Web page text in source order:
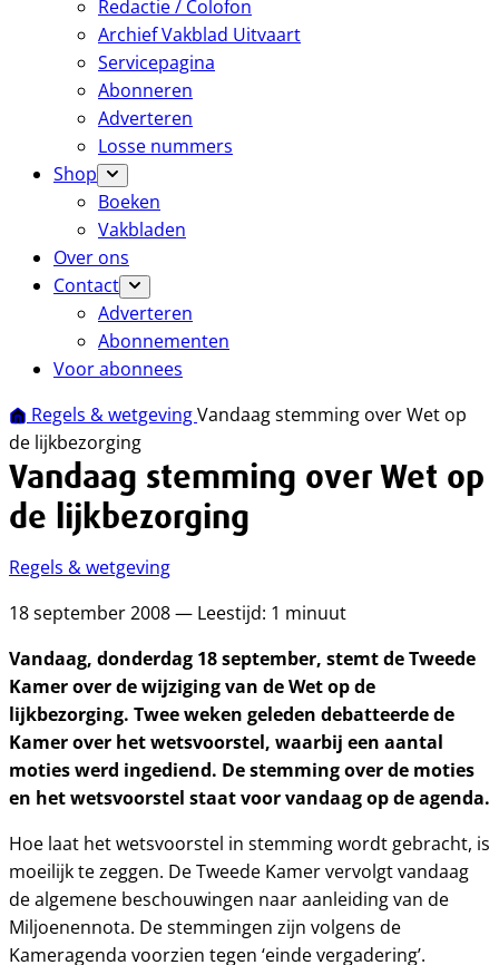
Redactie / Colofon
Archief Vakblad Uitvaart
Servicepagina
Abonneren
Adverteren
Losse nummers
Shop
Boeken
Vakbladen
Over ons
Contact
Adverteren
Abonnementen
Voor abonnees
Regels & wetgevingVandaag stemming over Wet op
de lijkbezorging
Vandaag stemming over Wet op
de lijkbezorging
Regels & wetgeving
18 september 2008 — Leestijd: 1 minuut
Vandaag, donderdag 18 september, stemt de Tweede
Kamer over de wijziging van de Wet op de
lijkbezorging. Twee weken geleden debatteerde de
Kamer over het wetsvoorstel, waarbij een aantal
moties werd ingediend. De stemming over de moties
en het wetsvoorstel staat voor vandaag op de agenda.
Hoe laat het wetsvoorstel in stemming wordt gebracht, is
moeilijk te zeggen. De Tweede Kamer vervolgt vandaag
de algemene beschouwingen naar aanleiding van de
Miljoenennota. De stemmingen zijn volgens de
Kameragenda voorzien tegen ‘einde vergadering’.